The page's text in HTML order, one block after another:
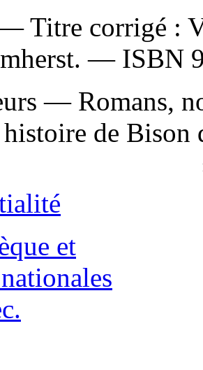
—Titre corrigé :
— ISBN
— Romans,
de Bison